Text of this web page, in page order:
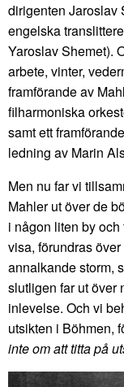
dirigenten Jaroslav
engelska
Yaroslav Shemet).
arbete, vinter,
framförande av
filharmoniska
samt ett
ledning av Marin
Men nu far vi
Mahler ut över de
i någon liten by
visa, förundras
annalkande storm,
slutligen far ut över
inlevelse. Och vi
utsikten i Böhmen,
inte om att titta på